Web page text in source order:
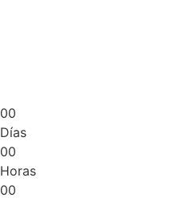
00
Días
00
Horas
00